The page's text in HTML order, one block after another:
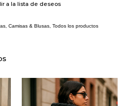
a la lista de deseos
Camisas & Blusas, Todos los productos